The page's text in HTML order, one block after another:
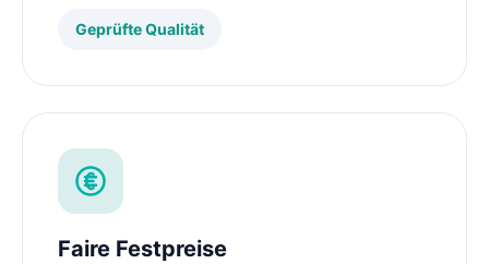
Geprüfte Qualität
Faire Festpreise